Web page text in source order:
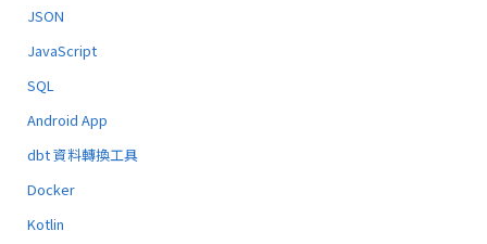
JSON
JavaScript
SQL
Android App
dbt 資料轉換工具
Docker
Kotlin